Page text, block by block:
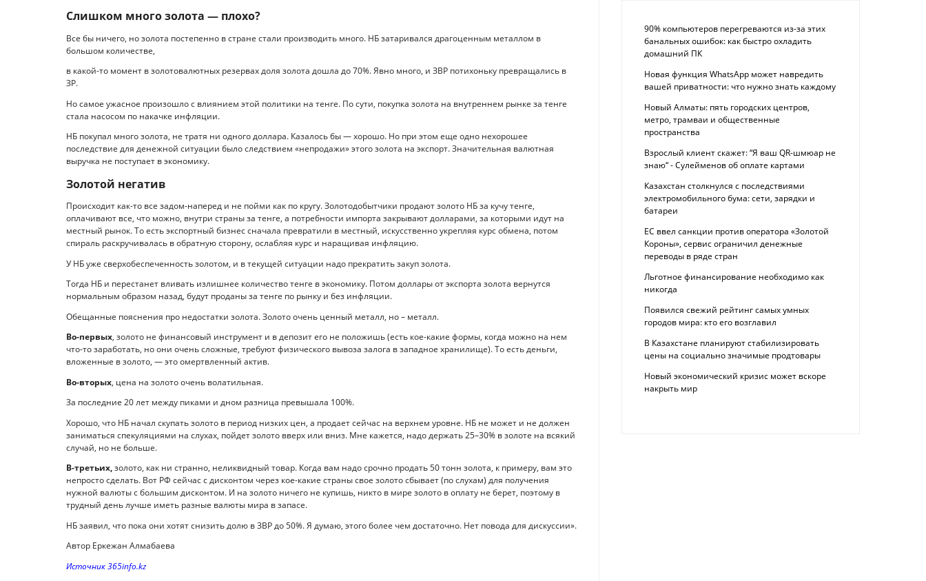
Слишком много золота — плохо?
Все бы ничего, но золота постепенно в стране стали производить много. НБ затаривался драгоценным металлом в
большом количестве,
в какой-то момент в золотовалютных резервах доля золота дошла до 70%. Явно много, и ЗВР потихоньку превращались в
ЗР.
Но самое ужасное произошло с влиянием этой политики на тенге. По сути, покупка золота на внутреннем рынке за тенге
стала насосом по накачке инфляции.
НБ покупал много золота, не тратя ни одного доллара. Казалось бы — хорошо. Но при этом еще одно нехорошее
последствие для денежной ситуации было следствием «непродажи» этого золота на экспорт. Значительная валютная
выручка не поступает в экономику.
Золотой негатив
Происходит как-то все задом-наперед и не пойми как по кругу. Золотодобытчики продают золото НБ за кучу тенге,
оплачивают все, что можно, внутри страны за тенге, а потребности импорта закрывают долларами, за которыми идут на
местный рынок. То есть экспортный бизнес сначала превратили в местный, искусственно укрепляя курс обмена, потом
спираль раскручивалась в обратную сторону, ослабляя курс и наращивая инфляцию.
У НБ уже сверхобеспеченность золотом, и в текущей ситуации надо прекратить закуп золота.
Тогда НБ и перестанет вливать излишнее количество тенге в экономику. Потом доллары от экспорта золота вернутся
нормальным образом назад, будут проданы за тенге по рынку и без инфляции.
Обещанные пояснения про недостатки золота. Золото очень ценный металл, но – металл.
Во-первых, золото не финансовый инструмент и в депозит его не положишь (есть кое-какие формы, когда можно на нем
что-то заработать, но они очень сложные, требуют физического вывоза залога в западное хранилище). То есть деньги,
вложенные в золото, — это омертвленный актив.
Во-вторых, цена на золото очень волатильная.
За последние 20 лет между пиками и дном разница превышала 100%.
Хорошо, что НБ начал скупать золото в период низких цен, а продает сейчас на верхнем уровне. НБ не может и не должен
заниматься спекуляциями на слухах, пойдет золото вверх или вниз. Мне кажется, надо держать 25–30% в золоте на всякий
случай, но не больше.
В-третьих,золото, как ни странно, неликвидный товар. Когда вам надо срочно продать 50 тонн золота, к примеру, вам это
непросто сделать. Вот РФ сейчас с дисконтом через кое-какие страны свое золото сбывает (по слухам) для получения
нужной валюты с большим дисконтом. И на золото ничего не купишь, никто в мире золото в оплату не берет, поэтому в
трудный день лучше иметь разные валюты мира в запасе.
НБ заявил, что пока они хотят снизить долю в ЗВР до 50%. Я думаю, этого более чем достаточно. Нет повода для дискуссии».
Автор Еркежан Алмабаева
Источник 365info.kz
90% компьютеров перегреваются из-за этих
банальных ошибок: как быстро охладить
домашний ПК
Новая функция WhatsApp может навредить
вашей приватности: что нужно знать каждому
Новый Алматы: пять городских центров,
метро, трамваи и общественные
пространства
Взрослый клиент скажет: “Я ваш QR-шмюар не
знаю“ - Сулейменов об оплате картами
Казахстан столкнулся с последствиями
электромобильного бума: сети, зарядки и
батареи
ЕС ввел санкции против оператора «Золотой
Короны», сервис ограничил денежные
переводы в ряде стран
Льготное финансирование необходимо как
никогда
Появился свежий рейтинг самых умных
городов мира: кто его возглавил
В Казахстане планируют стабилизировать
цены на социально значимые продтовары
Новый экономический кризис может вскоре
накрыть мир